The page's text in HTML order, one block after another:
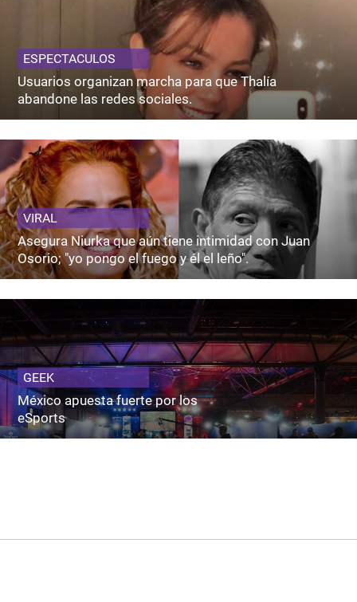
ESPECTACULOS
Usuarios organizan marcha para que Thalía
abandone las redes sociales.
VIRAL
Asegura Niurka que aún tiene intimidad con Juan
Osorio; "yo pongo el fuego y él el leño".
GEEK
México apuesta fuerte por los
eSports